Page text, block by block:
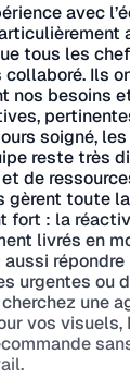
avec
tous les
collaboré. Ils
nos besoins
soigné,
reste très
de
gèrent toute
fort : la
livrés en
urgentes ou
une
vos